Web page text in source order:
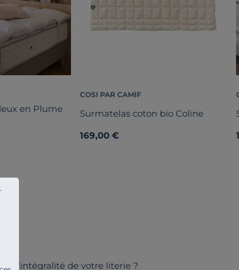
en Plume
COSI PAR CAMIF
Surmatelas coton bio Coline
169,00 €
l’intégralité de votre literie ?